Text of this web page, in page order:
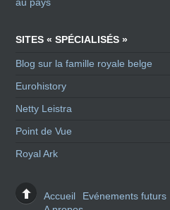
SITES « SPÉCIALISÉS »
Blog sur la famille royale belge
Eurohistory
Netty Leistra
Point de Vue
Royal Ark
Accueil Evénements futurs